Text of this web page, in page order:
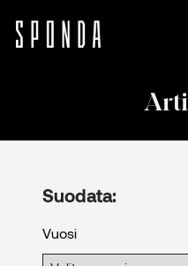
Suodata:
Vuosi